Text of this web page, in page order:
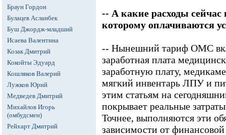
Браун Гордон
Булацев Асланбек
Буш Джордж-младший
Исаева Валентина
Козак Дмитрий
Кокойты Эдуард
Кошляков Валерий
Лужков Юрий
Медведев Дмитрий
Михайлов Игорь
(омбудсмен)
Рейхарт Дмитрий
-- А какие расходы
которому оплачиваются
-- Нынешний тариф ОМС
заработная плата
заработную плату,
мягкий инвентарь ЛПУ и
этим статьям на
покрывает реальные
Точнее, выполняются эти
зависимости от